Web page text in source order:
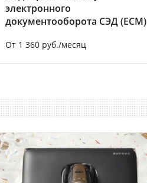
электронного
документооборота СЭД (ECM)
От 1 360 руб./месяц